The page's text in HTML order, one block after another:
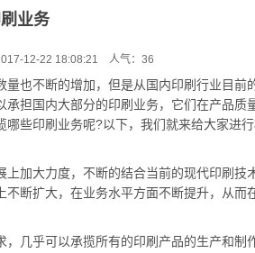
业务
12-22 18:08:21 人气： 36
也不断的增加，但是从国内印刷行业目前
担国内大部分的印刷业务，它们在产品质
些印刷业务呢?以下，我们就来给大家进
加大力度，不断的结合当前的现代印刷技
断扩大，在业务水平方面不断提升，从而
几乎可以承揽所有的印刷产品的生产和制